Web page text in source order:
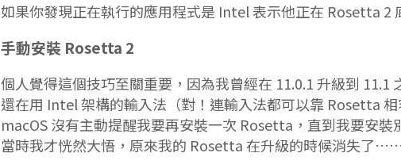
如果你發現正在執行的應用程式是 Intel 表示他正在 Rosetta 2
手動安裝 Rosetta 2
個人覺得這個技巧至關重要，因為我曾經在 11.0.1 升級到
還在用 Intel 架構的輸入法（對！連輸入法都可以靠 Rosetta
macOS 沒有主動提醒我要再安裝一次 Rosetta，直到我要安裝
當時我才恍然大悟，原來我的 Rosetta 在升級的時候消失了……